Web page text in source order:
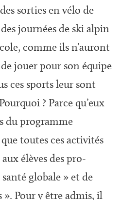
sorties en vélo de
journées de ski alpin
comme ils n’auront
jouer pour son équipe
ces sports leur sont
? Parce qu’eux
du programme
toutes ces activités
aux élèves des pro­
globale » et de
». Pour y être admis, il